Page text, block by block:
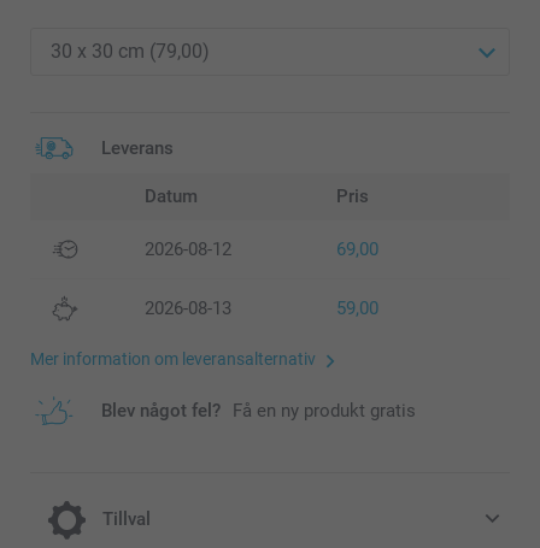
Leverans
Datum Pris
2026-08-12 69,00
2026-08-13 59,00
Mer information om leveransalternativ
Blev något fel? Få en ny produkt gratis
Tillval